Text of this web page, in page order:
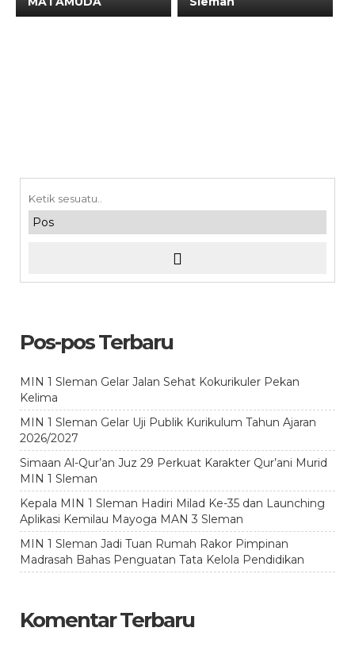
Pos-pos Terbaru
MIN 1 Sleman Gelar Jalan Sehat Kokurikuler Pekan
Kelima
MIN 1 Sleman Gelar Uji Publik Kurikulum Tahun Ajaran
2026/2027
Simaan Al-Qur’an Juz 29 Perkuat Karakter Qur’ani Murid
MIN 1 Sleman
Kepala MIN 1 Sleman Hadiri Milad Ke-35 dan Launching
Aplikasi Kemilau Mayoga MAN 3 Sleman
MIN 1 Sleman Jadi Tuan Rumah Rakor Pimpinan
Madrasah Bahas Penguatan Tata Kelola Pendidikan
Komentar Terbaru